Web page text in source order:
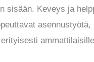
sisään. Keveys ja
asennustyötä,